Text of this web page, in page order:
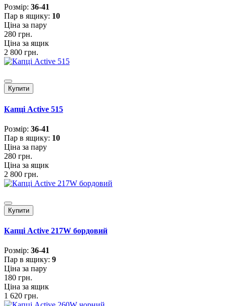
Розмiр: 36-41
Пар в ящику: 10
Ціна за пару
280 грн.
Ціна за ящик
2 800 грн.
Купити
Капці Active 515
Розмiр: 36-41
Пар в ящику: 10
Ціна за пару
280 грн.
Ціна за ящик
2 800 грн.
Купити
Капці Active 217W бордовий
Розмiр: 36-41
Пар в ящику: 9
Ціна за пару
180 грн.
Ціна за ящик
1 620 грн.